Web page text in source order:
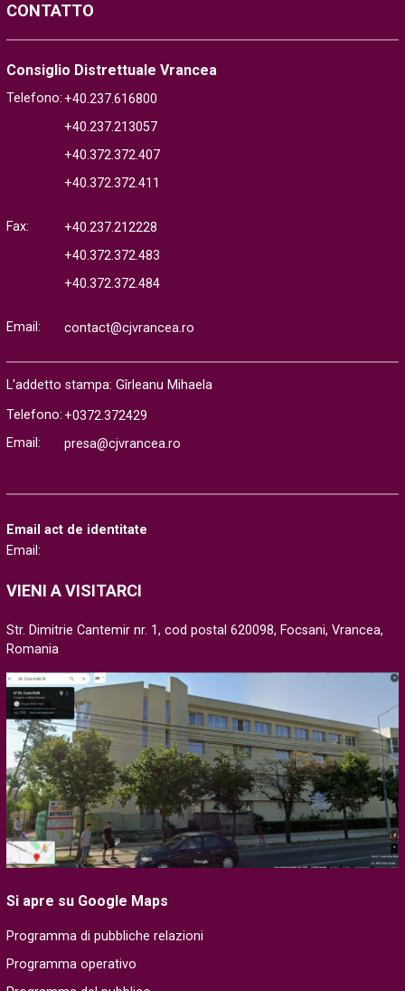
CONTATTO
Consiglio Distrettuale Vrancea
Telefono: +40.237.616800
+40.237.213057
+40.372.372.407
+40.372.372.411
Fax:
+40.237.212228
+40.372.372.483
+40.372.372.484
Email: contact@cjvrancea.ro
L'addetto stampa: Gîrleanu Mihaela
Telefono: +0372.372429
Email:
presa@cjvrancea.ro
Email act de identitate
Email:
VIENI A VISITARCI
Str. Dimitrie Cantemir nr. 1, cod postal 620098, Focsani, Vrancea,
Romania
Si apre su Google Maps
Programma di pubbliche relazioni
Programma operativo